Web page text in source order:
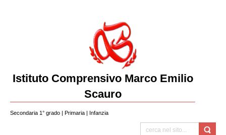
Istituto Comprensivo Marco Emilio
Scauro
Secondaria 1° grado | Primaria | Infanzia